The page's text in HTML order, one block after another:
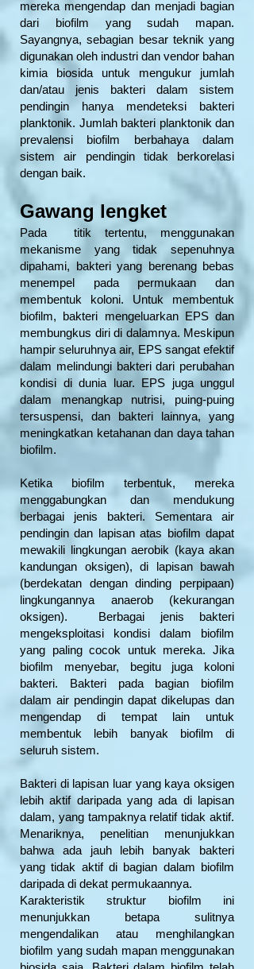
mereka mengendap dan menjadi bagian
dari biofilm yang sudah mapan.
Sayangnya, sebagian besar teknik yang
digunakan oleh industri dan vendor bahan
kimia biosida untuk mengukur jumlah
dan/atau jenis bakteri dalam sistem
pendingin hanya mendeteksi bakteri
planktonik. Jumlah bakteri planktonik dan
prevalensi biofilm berbahaya dalam
sistem air pendingin tidak berkorelasi
dengan baik.
Gawang lengket
Pada titik tertentu, menggunakan
mekanisme yang tidak sepenuhnya
dipahami, bakteri yang berenang bebas
menempel pada permukaan dan
membentuk koloni. Untuk membentuk
biofilm, bakteri mengeluarkan EPS dan
membungkus diri di dalamnya. Meskipun
hampir seluruhnya air, EPS sangat efektif
dalam melindungi bakteri dari perubahan
kondisi di dunia luar. EPS juga unggul
dalam menangkap nutrisi, puing-puing
tersuspensi, dan bakteri lainnya, yang
meningkatkan ketahanan dan daya tahan
biofilm.
Ketika biofilm terbentuk, mereka
menggabungkan dan mendukung
berbagai jenis bakteri. Sementara air
pendingin dan lapisan atas biofilm dapat
mewakili lingkungan aerobik (kaya akan
kandungan oksigen), di lapisan bawah
(berdekatan dengan dinding perpipaan)
lingkungannya anaerob (kekurangan
oksigen). Berbagai jenis bakteri
mengeksploitasi kondisi dalam biofilm
yang paling cocok untuk mereka. Jika
biofilm menyebar, begitu juga koloni
bakteri. Bakteri pada bagian biofilm
dalam air pendingin dapat dikelupas dan
mengendap di tempat lain untuk
membentuk lebih banyak biofilm di
seluruh sistem.
Bakteri di lapisan luar yang kaya oksigen
lebih aktif daripada yang ada di lapisan
dalam, yang tampaknya relatif tidak aktif.
Menariknya, penelitian menunjukkan
bahwa ada jauh lebih banyak bakteri
yang tidak aktif di bagian dalam biofilm
daripada di dekat permukaannya.
Karakteristik struktur biofilm ini
menunjukkan betapa sulitnya
mengendalikan atau menghilangkan
biofilm yang sudah mapan menggunakan